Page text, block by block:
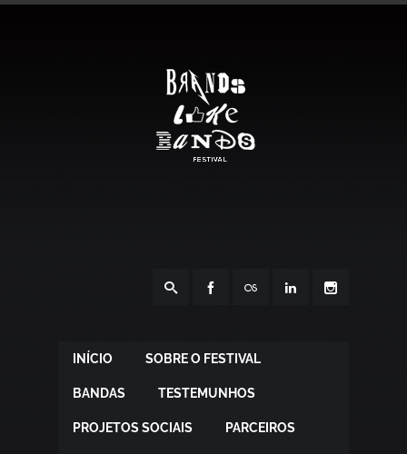
INÍCIO SOBRE O FESTIVAL
BANDAS TESTEMUNHOS
PROJETOS SOCIAIS PARCEIROS